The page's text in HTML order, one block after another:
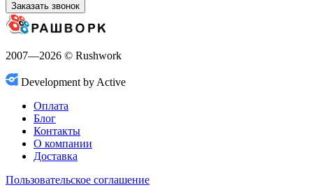
Заказать звонок
2007—2026 © Rushwork
Development by Active
Оплата
Блог
Контакты
О компании
Доставка
Пользовательское соглашение